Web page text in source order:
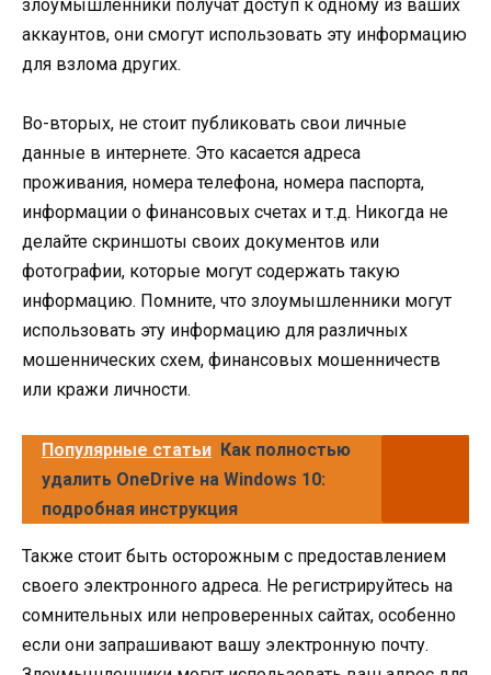
злоумышленники получат доступ к одному из ваших
аккаунтов, они смогут использовать эту информацию
для взлома других.
Во-вторых, не стоит публиковать свои личные
данные в интернете. Это касается адреса
проживания, номера телефона, номера паспорта,
информации о финансовых счетах и т.д. Никогда не
делайте скриншоты своих документов или
фотографии, которые могут содержать такую
информацию. Помните, что злоумышленники могут
использовать эту информацию для различных
мошеннических схем, финансовых мошенничеств
или кражи личности.
Популярные статьи Как полностью
удалить OneDrive на Windows 10:
подробная инструкция
Также стоит быть осторожным с предоставлением
своего электронного адреса. Не регистрируйтесь на
сомнительных или непроверенных сайтах, особенно
если они запрашивают вашу электронную почту.